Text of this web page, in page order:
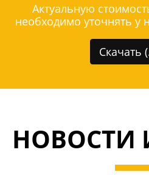
Актуальную
необходимо уточнять у
Скачать
НОВОСТИ